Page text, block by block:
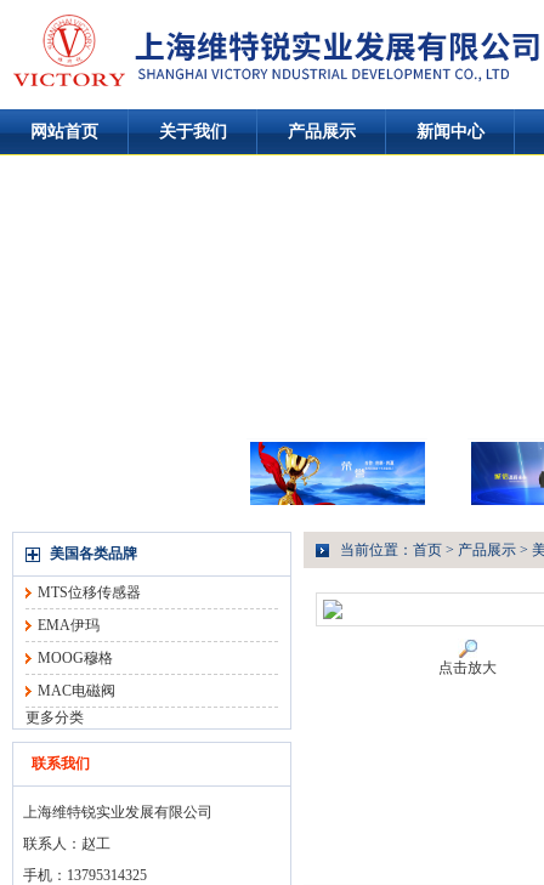
网站首页 关于我们 产品展示 新闻中心
美国各类品牌
MTS位移传感器
EMA伊玛
MOOG穆格
MAC电磁阀
更多分类
联系我们
上海维特锐实业发展有限公司
联系人：赵工
手机：13795314325
当前位置： 首页 > 产品展示 >
点击放大